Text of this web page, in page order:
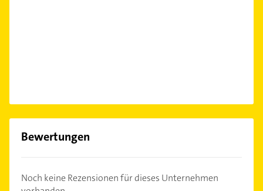
Bewertungen
Noch keine Rezensionen für dieses Unternehmen